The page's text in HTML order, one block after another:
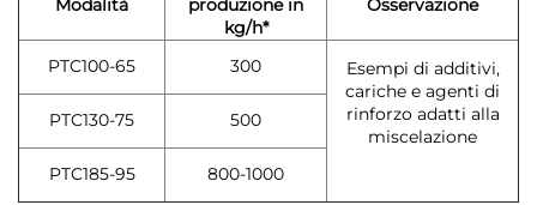
Modalità
produzione in
kg/h*
Osservazione
PTC100-65 300
Esempi di additivi,
cariche e agenti di
rinforzo adatti alla
miscelazione
PTC130-75 500
PTC185-95 800-1000